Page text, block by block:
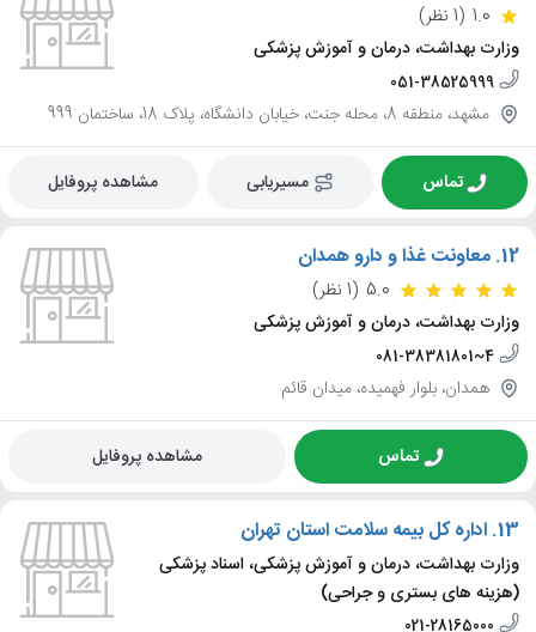
1.0 (1 نظر)
وزارت بهداشت، درمان و آموزش پزشکی
051-38525999
مشهد، منطقه 8، محله جنت، خیابان دانشگاه، پلاک 18، ساختمان 999
تماس مسیریابی مشاهده پروفایل
12. معاونت غذا و دارو همدان
5.0 (1 نظر)
وزارت بهداشت، درمان و آموزش پزشکی
081-38381801~4
همدان، بلوار فهمیده، میدان قائم
تماس مشاهده پروفایل
13. اداره کل بیمه سلامت استان تهران
وزارت بهداشت، درمان و آموزش پزشکی، اسناد پزشکی
(هزینه های بستری و جراحی)
021-28165000